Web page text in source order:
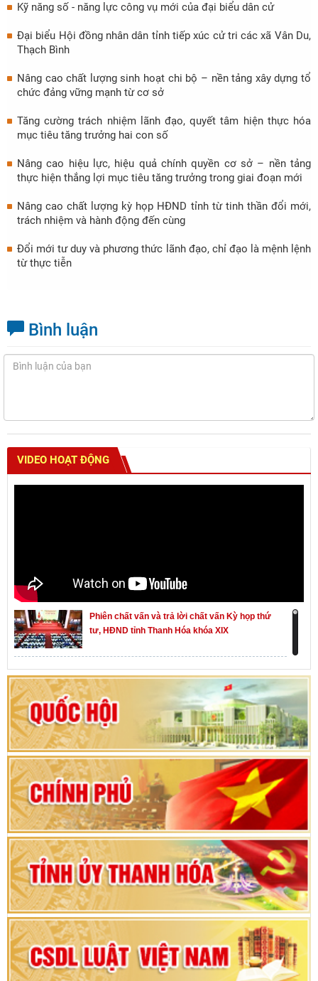
Kỹ năng số - năng lực công vụ mới của đại biểu dân cử
Đại biểu Hội đồng nhân dân tỉnh tiếp xúc cử tri các xã Vân Du,
Thạch Bình
Nâng cao chất lượng sinh hoạt chi bộ – nền tảng xây dựng tổ
chức đảng vững mạnh từ cơ sở
Tăng cường trách nhiệm lãnh đạo, quyết tâm hiện thực hóa
mục tiêu tăng trưởng hai con số
Nâng cao hiệu lực, hiệu quả chính quyền cơ sở – nền tảng
thực hiện thắng lợi mục tiêu tăng trưởng trong giai đoạn mới
Nâng cao chất lượng kỳ họp HĐND tỉnh từ tinh thần đổi mới,
trách nhiệm và hành động đến cùng
Đổi mới tư duy và phương thức lãnh đạo, chỉ đạo là mệnh lệnh
từ thực tiễn
Bình luận
VIDEO HOẠT ĐỘNG
Phiên chất vấn và trả lời chất vấn Kỳ họp thứ
tư, HĐND tỉnh Thanh Hóa khóa XIX
Khai mạc kỳ họp thứ Nhất, Quốc hội khóa XVI
Hướng dẫn quy trình bỏ phiếu bầu cử ĐBQH
khoá XVI và đại biểu HĐND các cấp nhiệm kỳ
2026-2031
80 năm Quốc hội Việt Nam: vì lợi ích Nhân dân,
vì sự phát triển của đất nước
Bộ Chính trị duyệt nội dung Đại hội đại biểu
Đảng bộ tỉnh Thanh Hóa lần thứ XX, nhiệm kỳ
2025 - 2030
Đại hội đại biểu Đảng bộ xã Yên Thọ lần thứ I,
nhiệm kỳ 2025 – 2030
Đại hội Đảng bộ xã Yên Ninh lần thứ nhất,
nhiệm kỳ 2025 - 2030